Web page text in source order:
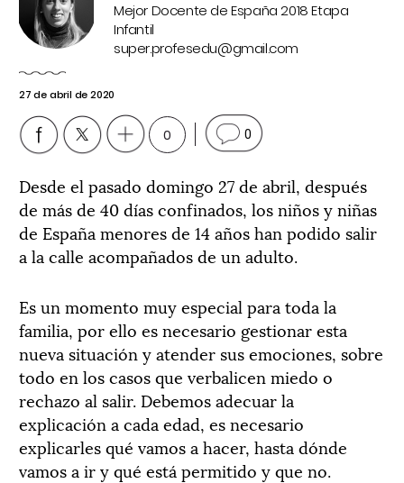
Mejor Docente de España 2018 Etapa
Infantil
super.profesedu@gmail.com
27 de abril de 2020
0 0
Desde el pasado domingo 27 de abril, después
de más de 40 días confinados, los niños y niñas
de España menores de 14 años han podido salir
a la calle acompañados de un adulto.
Es un momento muy especial para toda la
familia, por ello es necesario gestionar esta
nueva situación y atender sus emociones, sobre
todo en los casos que verbalicen miedo o
rechazo al salir. Debemos adecuar la
explicación a cada edad, es necesario
explicarles qué vamos a hacer, hasta dónde
vamos a ir y qué está permitido y que no.